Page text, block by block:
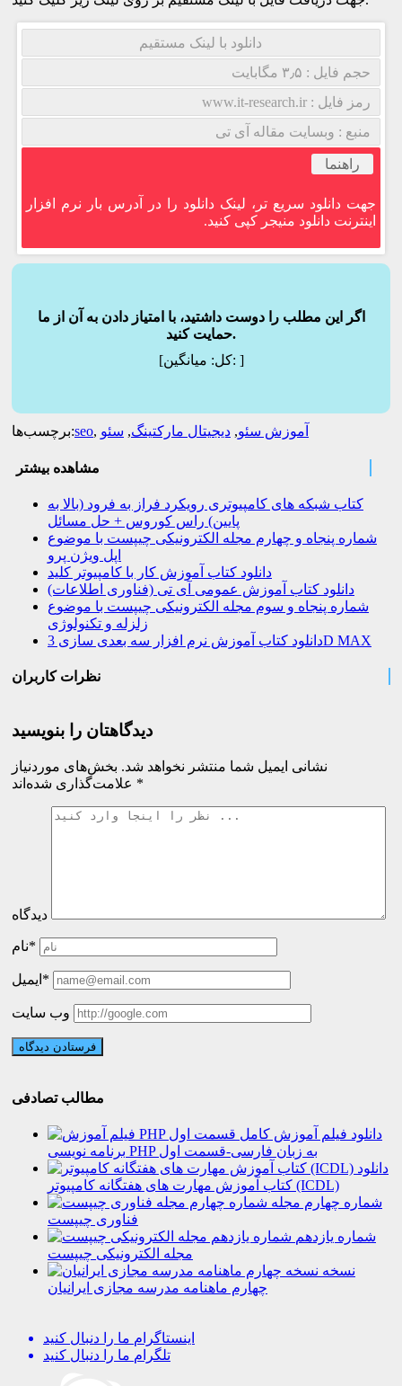
دانلود با لینک مستقیم
حجم فایل : ۳٫۵ مگابایت
رمز فایل : www.it-research.ir
منبع : وبسایت مقاله آی تی
راهنما
جهت دانلود سریع تر، لینک دانلود را در آدرس بار نرم افزار
اینترنت دانلود منیجر کپی کنید.
اگر این مطلب را دوست داشتید، با امتیاز دادن به آن از ما
حمایت کنید.
[کل:میانگین: ]
برچسب‌ها:seo, آموزش سئو, دیجیتال مارکتینگ, سئو
مشاهده بیشتر
کتاب شبکه های کامپیوتری رویکرد فراز به فرود (بالا به
پایین) راس کوروس + حل مسائل
شماره پنجاه و چهارم مجله الکترونیکی چیپست با موضوع
اپل ویژن پرو
دانلود کتاب آموزش کار با کامپیوتر کلید
دانلود کتاب آموزش عمومی آی تی (فناوری اطلاعات)
شماره پنجاه و سوم مجله الکترونیکی چیپست با موضوع
زلزله و تکنولوژی
دانلود کتاب آموزش نرم افزار سه بعدی سازی 3D MAX
نظرات کاربران
دیدگاهتان را بنویسید
نشانی ایمیل شما منتشر نخواهد شد. بخش‌های موردنیاز
*
دیدگاه
نام*
ایمیل*
وب سایت
مطالب تصادفی
دانلود فیلم آموزش کامل
برنامه نویسی PHP به زبان فارسی-قسمت اول
دانلود
کتاب آموزش مهارت های هفتگانه کامپیوتر (ICDL)
شماره چهارم مجله
فناوری چیپست
شماره یازدهم
مجله الکترونیکی چیپست
نسخه
چهارم ماهنامه مدرسه مجازی ایرانیان
اینستاگرام ما را دنبال کنید
تلگرام ما را دنبال کنید